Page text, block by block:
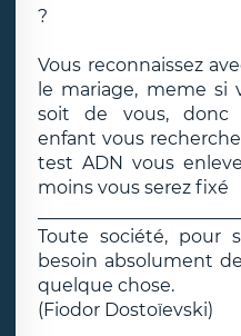
?
Vous reconnaissez
le mariage, meme si
soit de vous, donc
enfant vous
test ADN vous
moins vous serez fixé
Toute société, pour
besoin absolument
quelque chose.
(Fiodor Dostoïevski)